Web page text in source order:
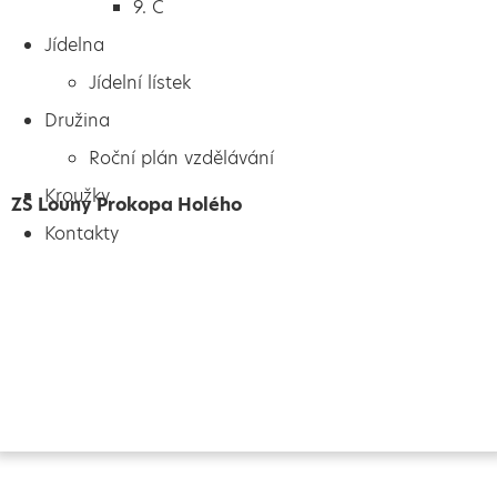
9. C
Jídelna
Jídelní lístek
Družina
Roční plán vzdělávání
Kroužky
Kontakty
ZŠ Louny Prokopa Holého